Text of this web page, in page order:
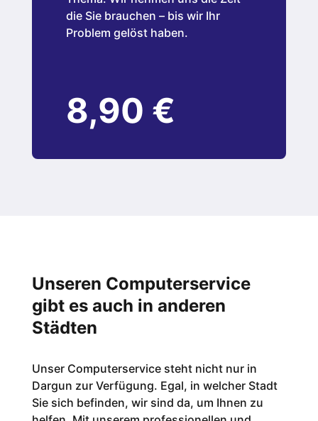
die Sie brauchen – bis wir Ihr
Problem gelöst haben.
8,90 €
Unseren Computerservice
gibt es auch in anderen
Städten
Unser Computerservice steht nicht nur in
Dargun zur Verfügung. Egal, in welcher Stadt
Sie sich befinden, wir sind da, um Ihnen zu